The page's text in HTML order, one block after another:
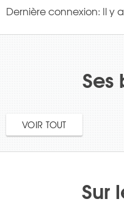
Dernière connexion: Il y
VOIR TOUT
Sur